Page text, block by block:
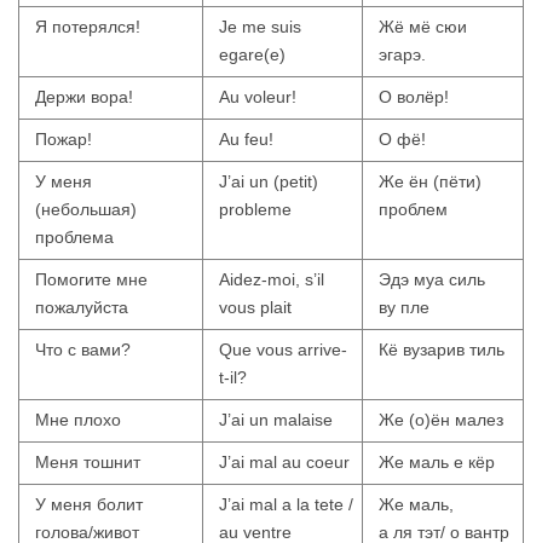
Я потерялся!
Je me suis
egare(e)
Жё мё сюи
эгарэ.
Держи вора! Au voleur! О волёр!
Пожар! Au feu! О фё!
У меня
(небольшая)
проблема
J’ai un (petit)
probleme
Же ён (пёти)
проблем
Помогите мне
пожалуйста
Aidez-moi, s’il
vous plait
Эдэ муа силь
ву пле
Что с вами?
Que vous arrive-
t-il?
Кё вузарив тиль
Мне плохо J’ai un malaise Же (о)ён малез
Меня тошнит J’ai mal au coeur Же маль е кёр
У меня болит
голова/живот
J’ai mal a la tete /
au ventre
Же маль,
а ля тэт/ о вантр